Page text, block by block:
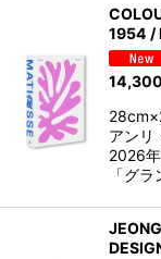
1954 /
14,300
アンリ
2026
「グ